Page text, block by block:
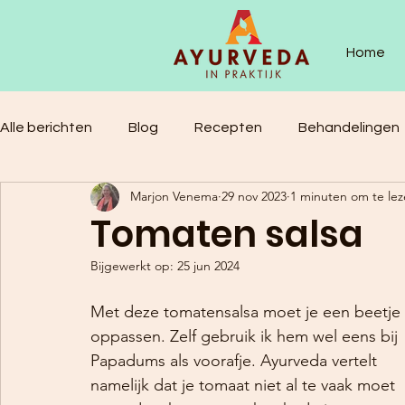
Home
Alle berichten Blog Recepten Behandelingen
Tomaten salsa
Marjon Venema 29 nov 2023 1 minuten om te
Bijgewerkt op: 25 jun 2024
Met deze tomatensalsa moet je een beetje
oppassen. Zelf gebruik ik hem wel eens bij
Papadums als voorafje. Ayurveda vertelt
namelijk dat je tomaat niet al te vaak moet